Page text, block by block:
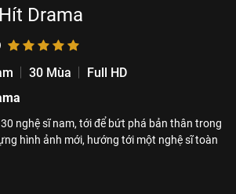
Drama
30 Mùa
Full HD
nghệ sĩ nam, tới để bứt phá bản thân trong
hình ảnh mới, hướng tới một nghệ sĩ toàn